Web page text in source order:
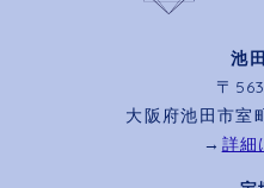
池
〒
大阪府池田市室
→ 詳細